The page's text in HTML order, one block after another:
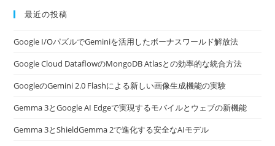
最近の投稿
Google I/OパズルでGeminiを活用したボーナスワールド解放法
Google Cloud DataflowのMongoDB Atlasとの効率的な統合方法
GoogleのGemini 2.0 Flashによる新しい画像生成機能の実験
Gemma 3とGoogle AI Edgeで実現するモバイルとウェブの新機能
Gemma 3とShieldGemma 2で進化する安全なAIモデル